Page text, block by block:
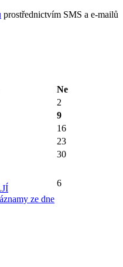
prostřednictvím SMS a e-mailů
Ne
2
9
16
23
30
ze dne
6